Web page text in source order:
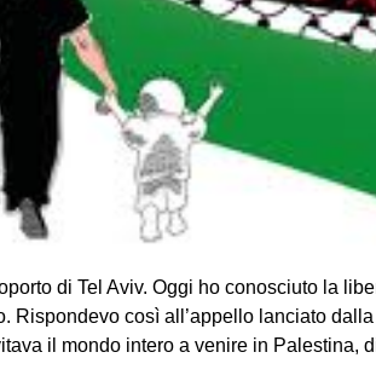
di Tel Aviv. Oggi ho conosciuto la
Rispondevo così all’appello lanciato
il mondo intero a venire in Palestina,